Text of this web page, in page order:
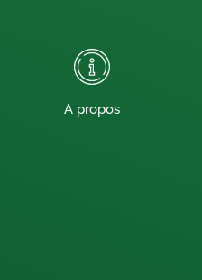
A propos